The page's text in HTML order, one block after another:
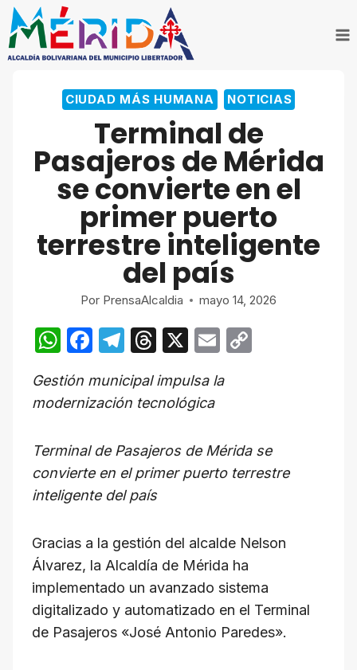
Saltar
contenido
CIUDAD MÁS HUMANA NOTICIAS
​Terminal de
Pasajeros de Mérida
se convierte en el
primer puerto
terrestre inteligente
del país
Por PrensaAlcaldia mayo 14, 2026
W
at
s
A
p
p
F
c
e
b
o
o
T
e
gr
a
m
T
e
a
d
s
X
E
ail
Li
n
Gestión municipal impulsa la
modernización tecnológica
Terminal de Pasajeros de Mérida se
convierte en el primer puerto terrestre
inteligente del país
​Gracias a la gestión del alcalde Nelson
Álvarez, la Alcaldía de Mérida ha
implementado un avanzado sistema
digitalizado y automatizado en el Terminal
de Pasajeros «José Antonio Paredes».